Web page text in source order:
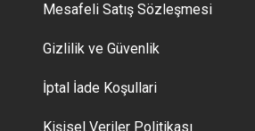
Mesafeli Satış Sözleşmesi
Gizlilik ve Güvenlik
İptal İade Koşullari
Kişisel Veriler Politikası